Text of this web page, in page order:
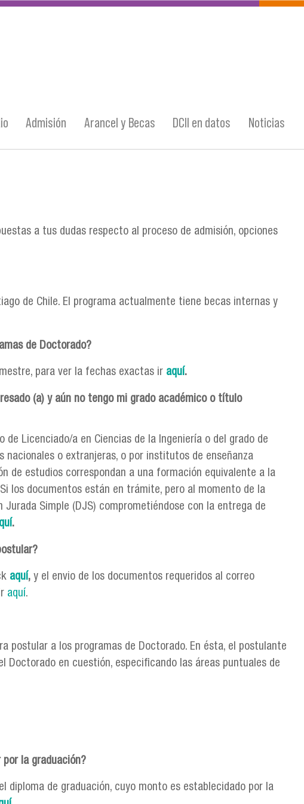
Admisión Arancel y Becas DCII en datos Noticias
a tus dudas respecto al proceso de admisión, opciones
de Chile. El programa actualmente tiene becas internas y
de Doctorado?
para ver la fechas exactas ir aquí.
(a) y aún no tengo mi grado académico o título
Licenciado/a en Ciencias de la Ingeniería o del grado de
nacionales o extranjeras, o por institutos de enseñanza
de estudios correspondan a una formación equivalente a la
los documentos están en trámite, pero al momento de la
Simple (DJS) comprometiéndose con la entrega de
.
aquí, y el envio de los documentos requeridos al correo
aquí.
postular a los programas de Doctorado. En ésta, el postulante
Doctorado en cuestión, especificando las áreas puntuales de
por la graduación?
diploma de graduación, cuyo monto es establecidado por la